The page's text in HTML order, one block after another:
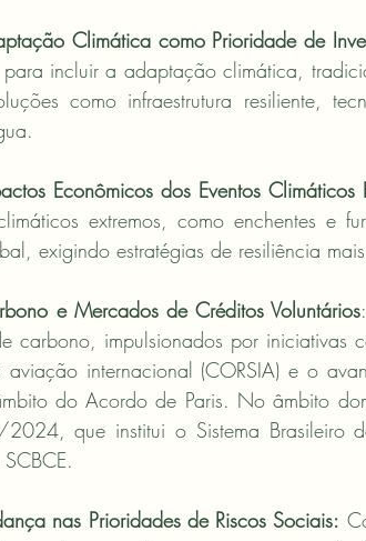
Climática como Prioridade de
incluir a adaptação climática,
como infraestrutura resiliente,
Econômicos dos Eventos Climáticos
extremos, como enchentes e
exigindo estratégias de resiliência
e Mercados de Créditos Voluntários
carbono, impulsionados por iniciativas
internacional (CORSIA) e o
do Acordo de Paris. No âmbito
que institui o Sistema Brasileiro
nas Prioridades de Riscos Sociais: